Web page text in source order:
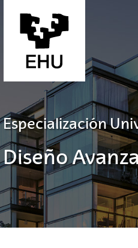
Especialización
Diseño